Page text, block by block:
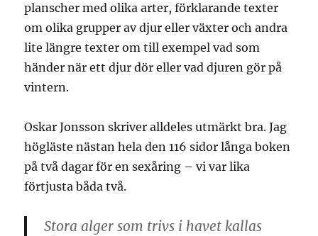
planscher med olika arter, förklarande texter
om olika grupper av djur eller växter och andra
lite längre texter om till exempel vad som
händer när ett djur dör eller vad djuren gör på
vintern.
Oskar Jonsson skriver alldeles utmärkt bra. Jag
högläste nästan hela den 116 sidor långa boken
på två dagar för en sexåring – vi var lika
förtjusta båda två.
Stora alger som trivs i havet kallas